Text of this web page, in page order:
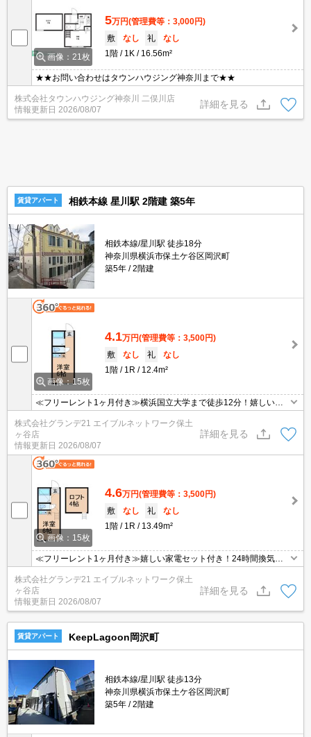
画像：21枚
5万円(管理費等：3,000円)
敷
なし 礼
なし
1階
1K 16.56m²
★★お問い合わせはタウンハウジング神奈川まで★★
株式会社タウンハウジング神奈川 二俣川店
情報更新日 2026/08/07
詳細を見る
賃貸アパート 相鉄本線 星川駅 2階建 築5年
相鉄本線/星川駅 徒歩18分
神奈川県横浜市保土ケ谷区岡沢町
築5年
2階建
画像：15枚
4.1万円(管理費等：3,500円)
敷
なし 礼
なし
1階
1R 12.4m²
≪フリーレント1ヶ月付き≫横浜国立大学まで徒歩12分！嬉しい家
電セット付き！24時間換気システム・室内物干し・IHクッキングヒ
ーター・TVモニター付きインターホンなど設備充実◎
株式会社グランデ21 エイブルネットワーク保土
ヶ谷店
情報更新日 2026/08/07
詳細を見る
画像：15枚
4.6万円(管理費等：3,500円)
敷
なし 礼
なし
1階
1R 13.49m²
≪フリーレント1ヶ月付き≫嬉しい家電セット付き！24時間換気シ
ステム・室内物干し・IHクッキングヒーター・TVモニター付きイン
ターホンなど設備充実◎
株式会社グランデ21 エイブルネットワーク保土
ヶ谷店
情報更新日 2026/08/07
詳細を見る
賃貸アパート KeepLagoon岡沢町
相鉄本線/星川駅 徒歩13分
神奈川県横浜市保土ケ谷区岡沢町
築5年
2階建